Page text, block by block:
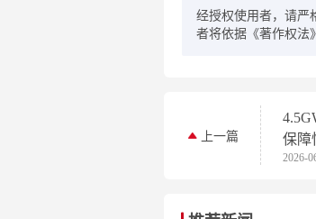
经授权使用者，请严
者将依据《著作权法
上一篇
保障
2026-